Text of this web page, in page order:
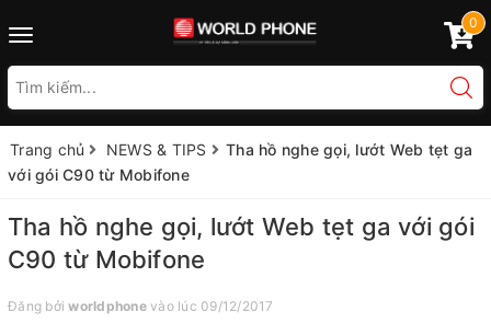
Toggle
0
Trang chủ NEWS & TIPS
Tha hồ nghe gọi, lướt Web tẹt ga
với gói C90 từ Mobifone
Tha hồ nghe gọi, lướt Web tẹt ga với gói
C90 từ Mobifone
Đăng bởiworldphonevào lúc 09/12/2017